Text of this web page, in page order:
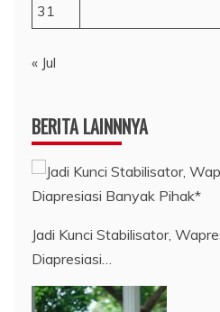
31
« Jul
BERITA LAINNNYA
Jadi Kunci Stabilisator,
Diapresiasi…